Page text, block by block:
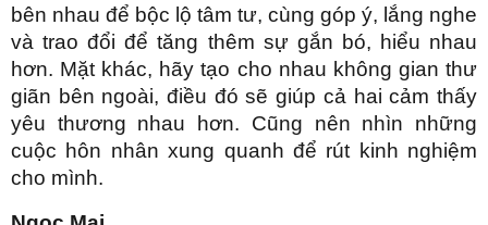
bên nhau để bộc lộ tâm tư, cùng góp ý, lắng nghe
và trao đổi để tăng thêm sự gắn bó, hiểu nhau
hơn. Mặt khác, hãy tạo cho nhau không gian thư
giãn bên ngoài, điều đó sẽ giúp cả hai cảm thấy
yêu thương nhau hơn. Cũng nên nhìn những
cuộc hôn nhân xung quanh để rút kinh nghiệm
cho mình.